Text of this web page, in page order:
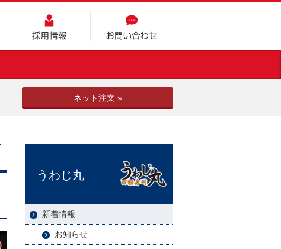
採用情報 お問い合わせ
ネット注文 »
うわじ丸
新着情報
お知らせ